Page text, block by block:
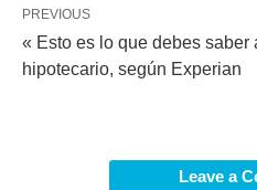
PREVIOUS
« Esto es lo que debes
hipotecario, según Experian
Leave a